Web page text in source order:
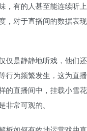
，有的人甚至能连续听
，对于直播间的数据表
仅是静静地听戏，他们
行为频繁发生，这为直
的直播间中，挂载小雪
非常可观的。